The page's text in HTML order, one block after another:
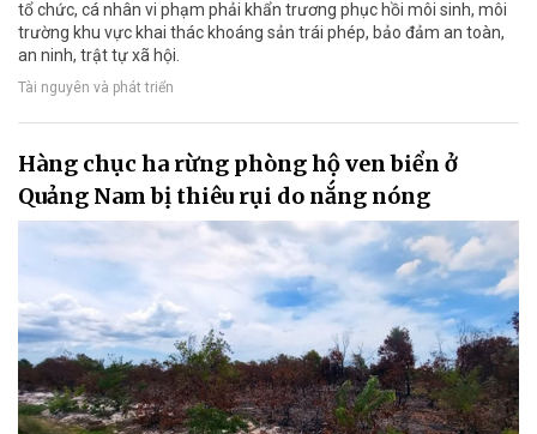
tổ chức, cá nhân vi phạm phải khẩn trương phục hồi môi sinh, môi
trường khu vực khai thác khoáng sản trái phép, bảo đảm an toàn,
an ninh, trật tự xã hội.
Tài nguyên và phát triển
Hàng chục ha rừng phòng hộ ven biển ở
Quảng Nam bị thiêu rụi do nắng nóng